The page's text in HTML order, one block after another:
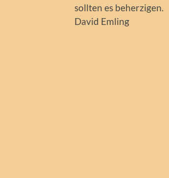
sollten es beherzigen.
David Emling